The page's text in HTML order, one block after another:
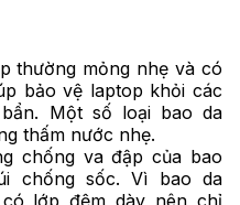
thường mỏng nhẹ và có
bảo vệ laptop khỏi các
Một số loại bao da
thấm nước nhẹ.
chống va đập của bao
chống sốc. Vì bao da
lớp đệm dày nên chỉ